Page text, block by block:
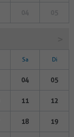
Sa Di
04 05
11 12
18 19